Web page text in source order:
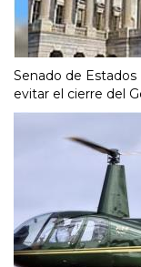
Senado de
evitar el cierre del